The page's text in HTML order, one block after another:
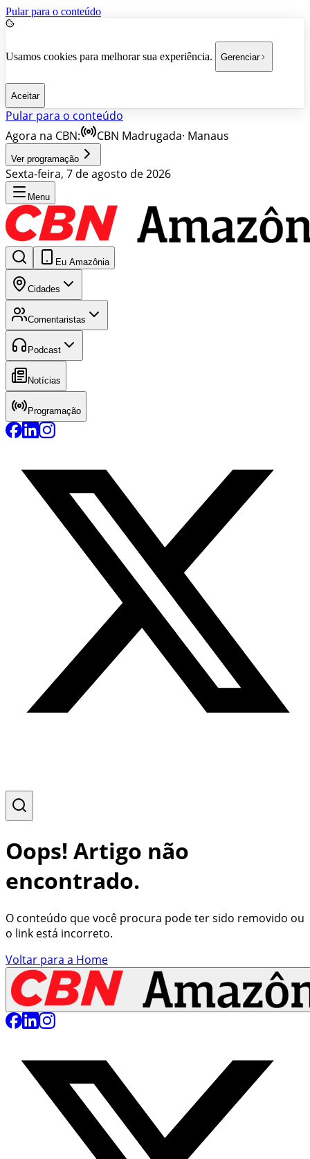
Pular para o conteúdo
Usamos cookies para melhorar sua experiência. Gerenciar
Aceitar
Pular para o conteúdo
Agora na CBN:
CBN Madrugada· Manaus
Ver programação
Sexta-feira, 7 de agosto de 2026
Menu
Eu Amazônia
Cidades
Comentaristas
Podcast
Notícias
Programação
Oops! Artigo não
encontrado.
O conteúdo que você procura pode ter sido removido ou
o link está incorreto.
Voltar para a Home